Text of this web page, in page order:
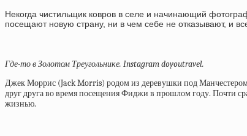
Некогда чистильщик ковров в селе и начинающий
посещают новую страну, ни в чем себе не отказывают, и
Где-то в Золотом Треугольнике. Instagram doyoutravel.
Джек Моррис (Jack Morris) родом из деревушки под
друг друга во время посещения Фиджи в прошлом году. Почти
жизнью.